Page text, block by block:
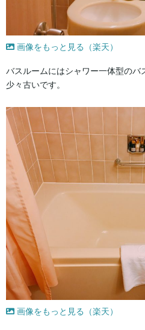
画像をもっと見る（楽天）
バスルームにはシャワー一体型のバ
少々古いです。
画像をもっと見る（楽天）